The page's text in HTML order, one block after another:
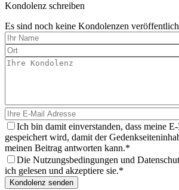
Kondolenz schreiben
Es sind noch keine Kondolenzen
Ich bin damit einverstanden, dass meine
gespeichert wird, damit der
meinen Beitrag antworten kann.
Die Nutzungsbedingungen und
ich gelesen und akzeptiere sie.